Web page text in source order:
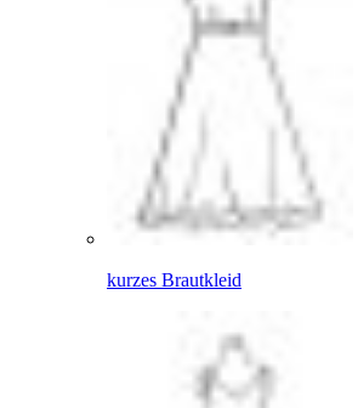
kurzes Brautkleid